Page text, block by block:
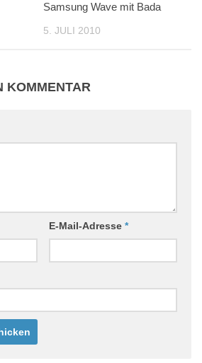
Samsung Wave mit Bada
5. JULI 2010
KOMMENTAR
E-Mail-Adresse *